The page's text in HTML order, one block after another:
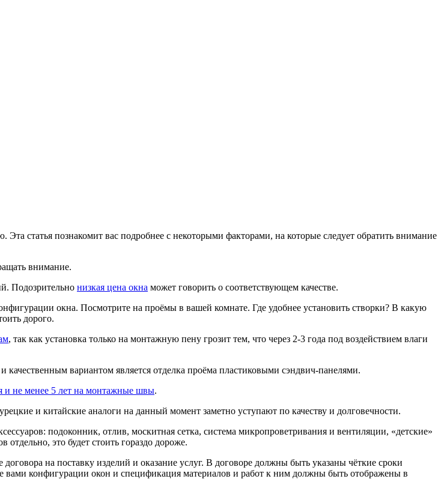
статья познакомит вас подробнее с некоторыми факторами, на которые следует обратить внимание
внимание.
Подозрительно низкая цена окна может говорить о соответствующем качестве.
окна. Посмотрите на проёмы в вашей комнате. Где удобнее установить створки? В какую
дорого.
, так как установка только на монтажную пену грозит тем, что через 2-3 года под воздействием влаги
вариантом является отделка проёма пластиковыми сэндвич-панелями.
и не менее 5 лет на монтажные швы.
и китайские аналоги на данный момент заметно уступают по качеству и долговечности.
подоконник, отлив, москитная сетка, система микропроветривания и вентиляции, «детские»
это будет стоить гораздо дороже.
на поставку изделий и оказание услуг. В договоре должны быть указаны чёткие сроки
вами конфигурации окон и спецификация материалов и работ к ним должны быть отображены в